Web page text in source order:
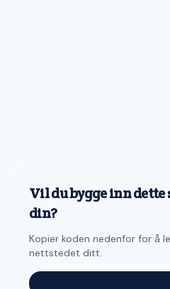
Vil du bygge inn dette
din?
Kopier koden nedenfor for å
nettstedet ditt.